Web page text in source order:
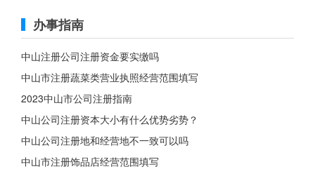
办事指南
中山注册公司注册资金要实缴吗
中山市注册蔬菜类营业执照经营范围填写
2023中山市公司注册指南
中山公司注册资本大小有什么优势劣势？
中山公司注册地和经营地不一致可以吗
中山市注册饰品店经营范围填写